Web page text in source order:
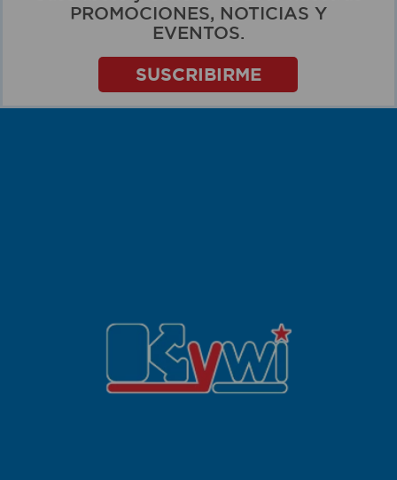
PROMOCIONES, NOTICIAS Y
EVENTOS.
SUSCRIBIRME